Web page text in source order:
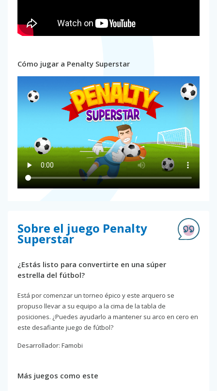
Cómo jugar a Penalty Superstar
Sobre el juego Penalty
Superstar
¿Estás listo para convertirte en una súper
estrella del fútbol?
Está por comenzar un torneo épico y este arquero se
propuso llevar a su equipo a la cima de la tabla de
posiciones. ¿Puedes ayudarlo a mantener su arco en cero en
este desafiante juego de fútbol?
Desarrollador: Famobi
Más juegos como este